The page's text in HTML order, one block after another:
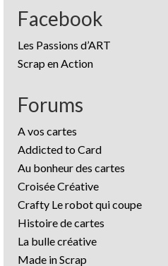
Facebook
Les Passions d’ART
Scrap en Action
Forums
A vos cartes
Addicted to Card
Au bonheur des cartes
Croisée Créative
Crafty Le robot qui coupe
Histoire de cartes
La bulle créative
Made in Scrap